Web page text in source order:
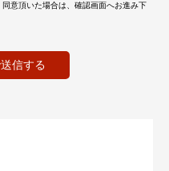
意頂いた場合は、確認画面へお進み下